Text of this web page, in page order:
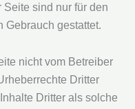
sind nur für den
Gebrauch gestattet.
nicht vom Betreiber
Dritter
Dritter als solche